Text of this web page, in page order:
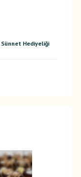
Sünnet Hediyeliği